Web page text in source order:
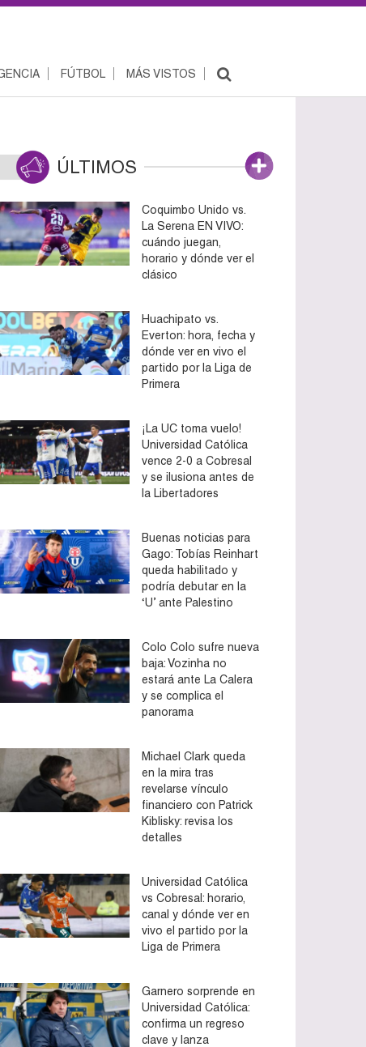
FÚTBOL MÁS VISTOS
ÚLTIMOS
Coquimbo Unido vs.
La Serena EN VIVO:
cuándo juegan,
horario y dónde ver el
clásico
Huachipato vs.
Everton: hora, fecha y
dónde ver en vivo el
partido por la Liga de
Primera
¡La UC toma vuelo!
Universidad Católica
vence 2-0 a Cobresal
y se ilusiona antes de
la Libertadores
Buenas noticias para
Gago: Tobías Reinhart
queda habilitado y
podría debutar en la
‘U’ ante Palestino
Colo Colo sufre nueva
baja: Vozinha no
estará ante La Calera
y se complica el
panorama
Michael Clark queda
en la mira tras
revelarse vínculo
financiero con Patrick
Kiblisky: revisa los
detalles
Universidad Católica
vs Cobresal: horario,
canal y dónde ver en
vivo el partido por la
Liga de Primera
Garnero sorprende en
Universidad Católica:
confirma un regreso
clave y lanza